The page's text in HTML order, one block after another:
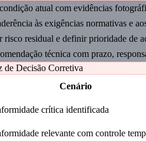
atual com evidências
às exigências normativas e
risco residual e definir prioridade de
técnica com prazo,
de Decisão Corretiva
Cenário
crítica identificada
relevante com controle